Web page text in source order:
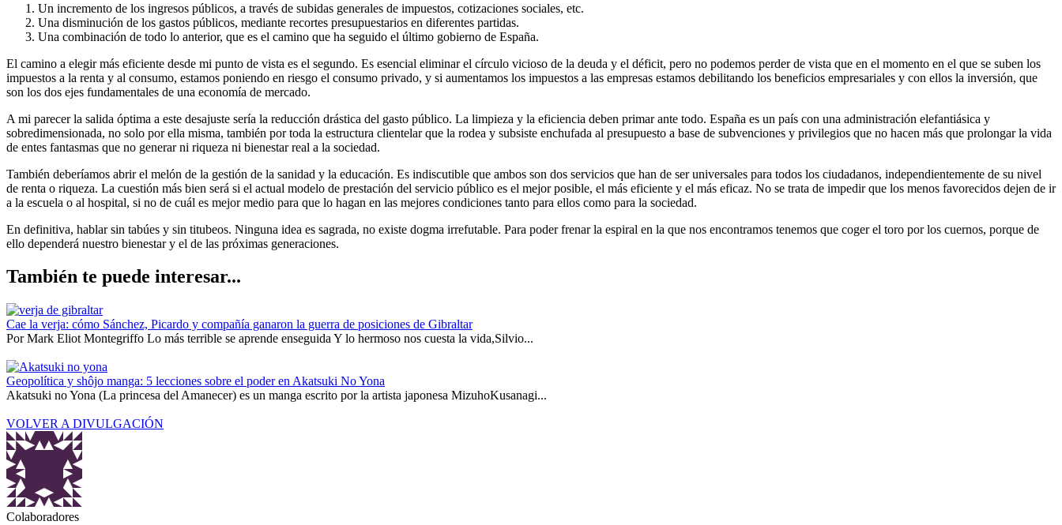
Un incremento de los ingresos públicos, a través de subidas generales de impuestos, cotizaciones sociales, etc.
Una disminución de los gastos públicos, mediante recortes presupuestarios en diferentes partidas.
Una combinación de todo lo anterior, que es el camino que ha seguido el último gobierno de España.
El camino a elegir más eficiente desde mi punto de vista es el segundo. Es esencial eliminar el círculo vicioso de la deuda y el déficit, pero no podemos perder de vista que en el momento en el que se suben los
impuestos a la renta y al consumo, estamos poniendo en riesgo el consumo privado, y si aumentamos los impuestos a las empresas estamos debilitando los beneficios empresariales y con ellos la inversión, que
son los dos ejes fundamentales de una economía de mercado.
A mi parecer la salida óptima a este desajuste sería la reducción drástica del gasto público. La limpieza y la eficiencia deben primar ante todo. España es un país con una administración elefantiásica y
sobredimensionada, no solo por ella misma, también por toda la estructura clientelar que la rodea y subsiste enchufada al presupuesto a base de subvenciones y privilegios que no hacen más que prolongar la vida
de entes fantasmas que no generar ni riqueza ni bienestar real a la sociedad.
También deberíamos abrir el melón de la gestión de la sanidad y la educación. Es indiscutible que ambos son dos servicios que han de ser universales para todos los ciudadanos, independientemente de su nivel
de renta o riqueza. La cuestión más bien será si el actual modelo de prestación del servicio público es el mejor posible, el más eficiente y el más eficaz. No se trata de impedir que los menos favorecidos dejen de ir
a la escuela o al hospital, si no de cuál es mejor medio para que lo hagan en las mejores condiciones tanto para ellos como para la sociedad.
En definitiva, hablar sin tabúes y sin titubeos. Ninguna idea es sagrada, no existe dogma irrefutable. Para poder frenar la espiral en la que nos encontramos tenemos que coger el toro por los cuernos, porque de
ello dependerá nuestro bienestar y el de las próximas generaciones.
También te puede interesar...
Cae la verja: cómo Sánchez, Picardo y compañía ganaron la guerra de posiciones de Gibraltar
Por Mark Eliot Montegriffo Lo más terrible se aprende enseguida Y lo hermoso nos cuesta la vida,Silvio...
Geopolítica y shôjo manga: 5 lecciones sobre el poder en Akatsuki No Yona
Akatsuki no Yona (La princesa del Amanecer) es un manga escrito por la artista japonesa MizuhoKusanagi...
VOLVER A DIVULGACIÓN
Colaboradores